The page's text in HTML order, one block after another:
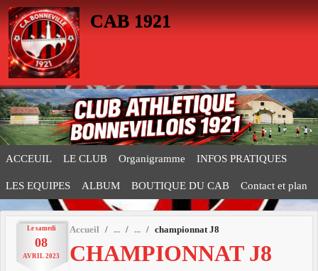
CAB 1921
ACCEUIL LE CLUB Organigramme INFOS PRATIQUES
LES EQUIPES ALBUM BOUTIQUE DU CAB Contact et plan
Le samedi
08
AVRIL 2023
Accueil championnat J8
CHAMPIONNAT J8
Panneau de gestion des cookies